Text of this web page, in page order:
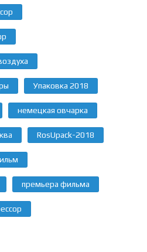
Упаковка 2018
немецкая овчарка
RosUpack-2018
премьера фильма